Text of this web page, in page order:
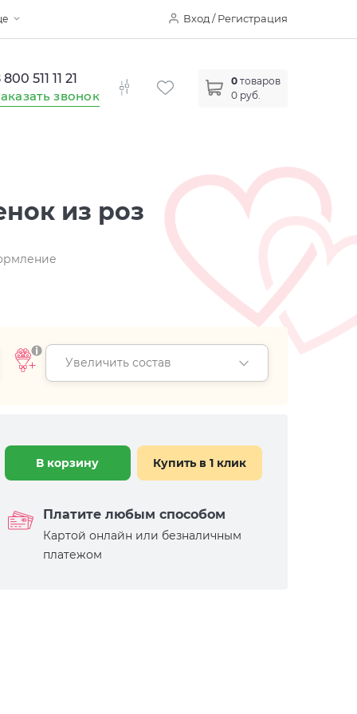
Вход / Регистрация
0 товаров
0 руб.
800 511 11 21
звонок
из роз
Увеличить состав
В корзину Купить в 1 клик
Платите любым способом
Картой онлайн или безналичным
платежом